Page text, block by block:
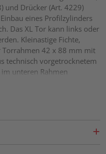
und Drücker (Art. 4229)
eines Profilzylinders
Das XL Tor kann links oder
Kleinastige Fichte,
Torrahmen 42 x 88 mm mit
technisch vorgetrocknetem
unteren Rahmen
9 x 95 mm,
Alle